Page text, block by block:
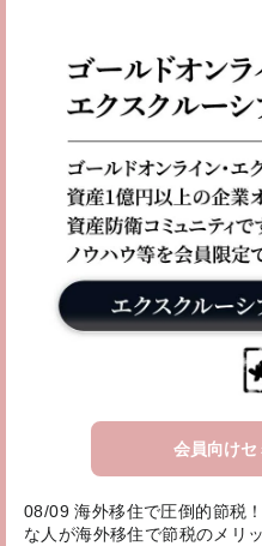
会員向け
08/09 海外移住で圧倒的節税
な人が海外移住で節税のメリ